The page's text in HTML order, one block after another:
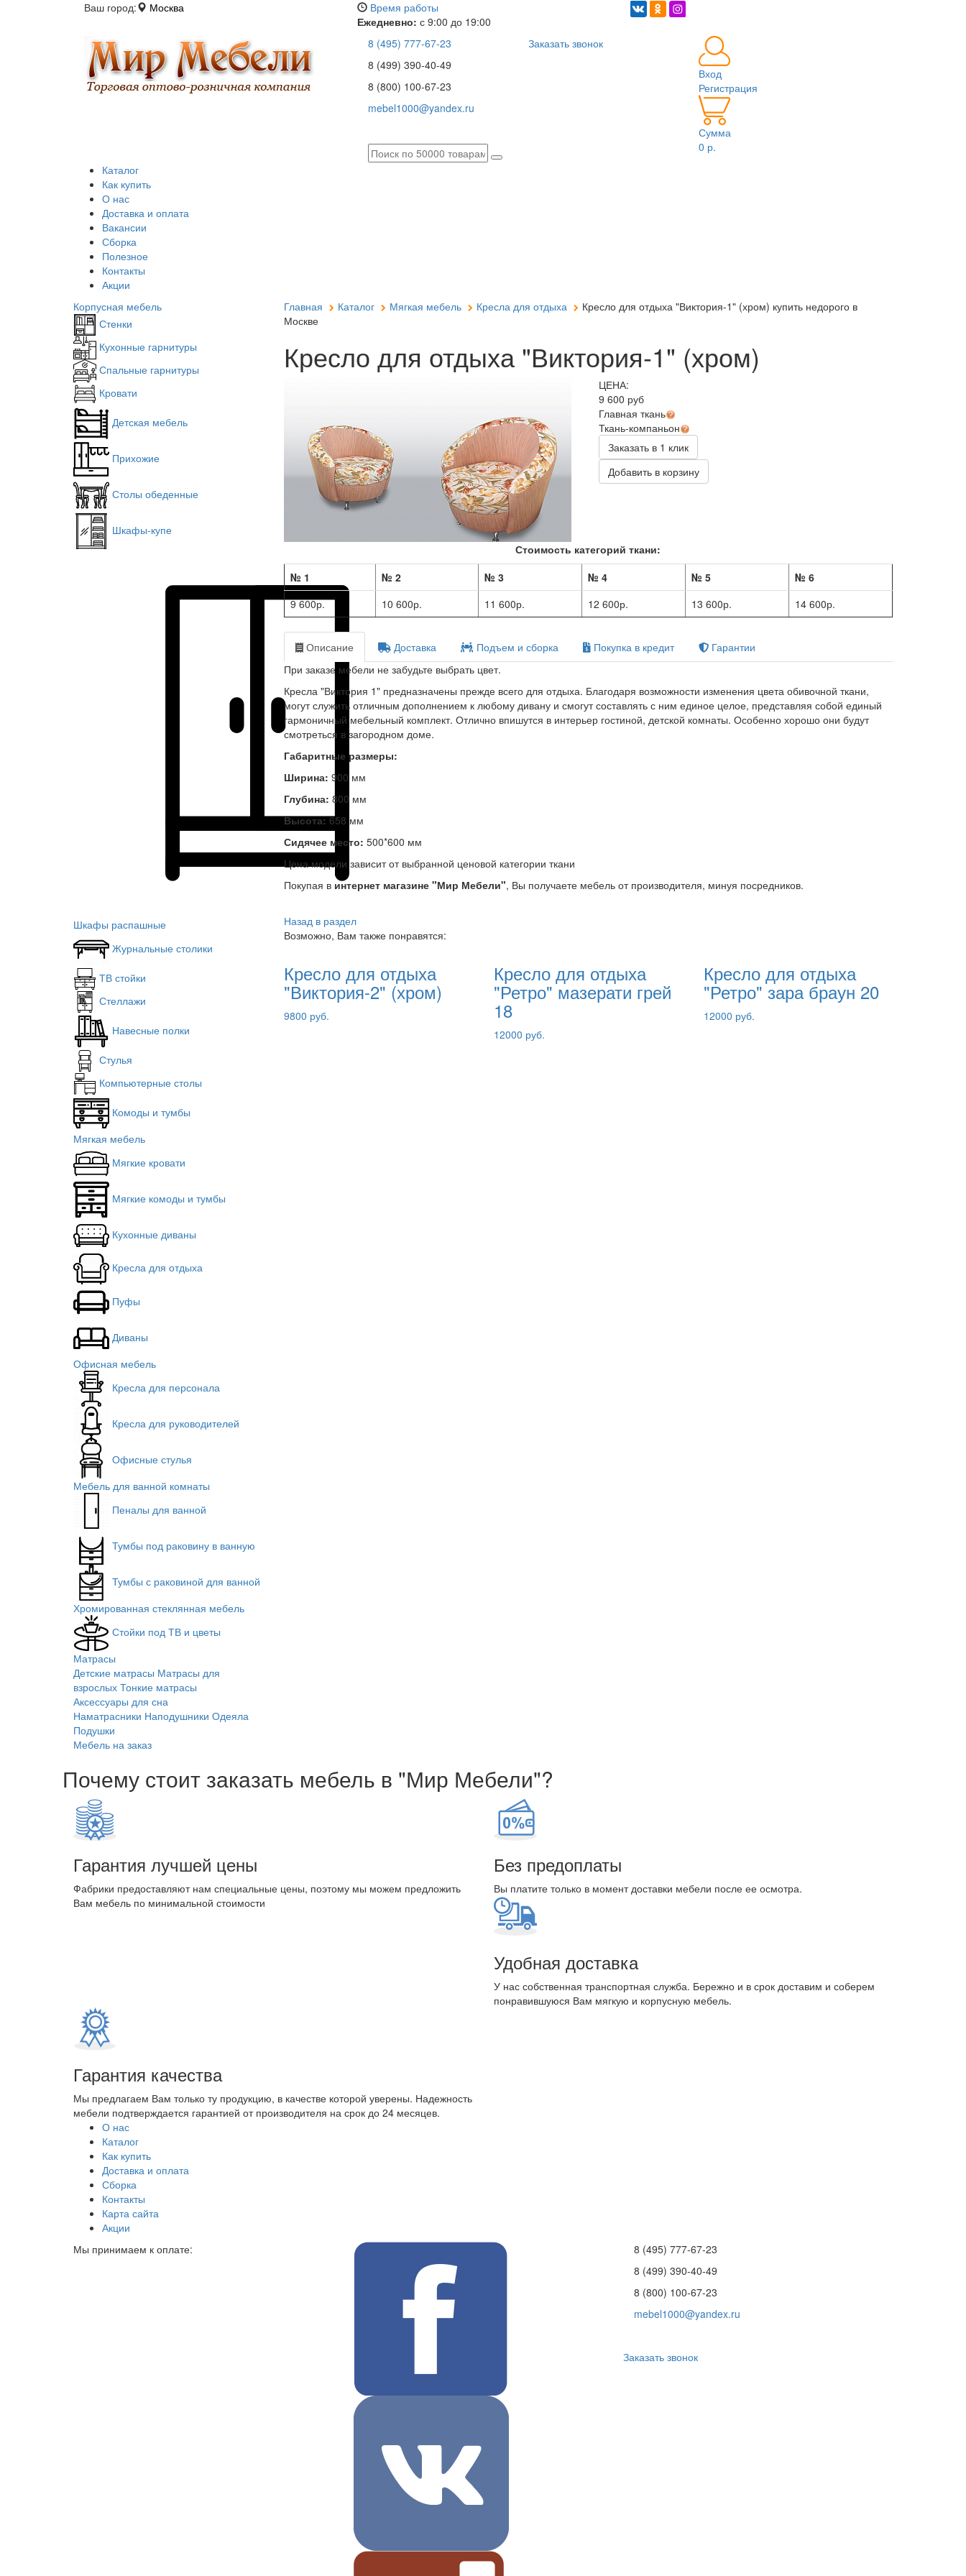
Ваш город: Москва
Время работы
Ежедневно: с 9:00 до 19:00
8 (495) 777-67-23
8 (499) 390-40-49
8 (800) 100-67-23
mebel1000@yandex.ru
Заказать звонок
Вход
Регистрация
Сумма
0 р.
Каталог
Как купить
О нас
Доставка и оплата
Вакансии
Сборка
Полезное
Контакты
Акции
Корпусная мебель
Стенки
Кухонные гарнитуры
Спальные гарнитуры
Кровати
Детская мебель
Прихожие
Столы обеденные
Шкафы-купе
Шкафы распашные
Журнальные столики
ТВ стойки
Стеллажи
Навесные полки
Стулья
Компьютерные столы
Комоды и тумбы
Мягкая мебель
Мягкие кровати
Мягкие комоды и тумбы
Кухонные диваны
Кресла для отдыха
Пуфы
Диваны
Офисная мебель
Кресла для персонала
Кресла для руководителей
Офисные стулья
Мебель для ванной комнаты
Пеналы для ванной
Тумбы под раковину в ванную
Тумбы с раковиной для ванной
Хромированная стеклянная мебель
Стойки под ТВ и цветы
Матрасы
Детские матрасы Матрасы для
взрослых Тонкие матрасы
Аксессуары для сна
Наматрасники Наподушники Одеяла
Подушки
Мебель на заказ
Главная Каталог Мягкая мебель Кресла для отдыха
Кресло для отдыха "Виктория-1" (хром) купить недорого в
Москве
Кресло для отдыха "Виктория-1" (хром)
ЦЕНА:
9 600 руб
Главная ткань
Ткань-компаньон
Заказать в 1 клик
Добавить в корзину
Стоимость категорий ткани:
№ 1
№ 2 № 3 № 4 № 5
№ 6
9 600р.
10 600р. 11 600р. 12 600р. 13 600р. 14 600р.
Описание Доставка Подъем и сборка Покупка в кредит
Гарантии
При заказе мебели не забудьте выбрать цвет.
Кресла "Виктория 1" предназначены прежде всего для отдыха. Благодаря возможности изменения цвета обивочной ткани,
могут служить отличным дополнением к любому дивану и смогут составлять с ним единое целое, представляя собой единый
гармоничный мебельный комплект. Отлично впишутся в интерьер гостиной, детской комнаты. Особенно хорошо они будут
смотреться в загородном доме.
Габаритные размеры:
Ширина: 900 мм
Глубина: 800 мм
Высота:658 мм
Сидячее место: 500*600 мм
Цена модели зависит от выбранной ценовой категории ткани
Покупая в интернет магазине "Мир Мебели", Вы получаете мебель от производителя, минуя посредников.
Назад в раздел
Возможно, Вам также понравятся:
Кресло для отдыха
"Виктория-2" (хром)
9800 руб.
Кресло для отдыха
"Ретро" мазерати грей
18
12000 руб.
Кресло для отдыха
"Ретро" зара браун 20
12000 руб.
Почему стоит заказать мебель в "Мир Мебели"?
Гарантия лучшей цены
Фабрики предоставляют нам специальные цены, поэтому мы можем предложить
Вам мебель по минимальной стоимости
Без предоплаты
Вы платите только в момент доставки мебели после ее осмотра.
Удобная доставка
У нас собственная транспортная служба. Бережно и в срок доставим и соберем
понравившуюся Вам мягкую и корпусную мебель.
Гарантия качества
Мы предлагаем Вам только ту продукцию, в качестве которой уверены. Надежность
мебели подтверждается гарантией от производителя на срок до 24 месяцев.
О нас
Каталог
Как купить
Доставка и оплата
Сборка
Контакты
Карта сайта
Акции
Мы принимаем к оплате:
8 (495) 777-67-23
8 (499) 390-40-49
8 (800) 100-67-23
mebel1000@yandex.ru
Заказать звонок